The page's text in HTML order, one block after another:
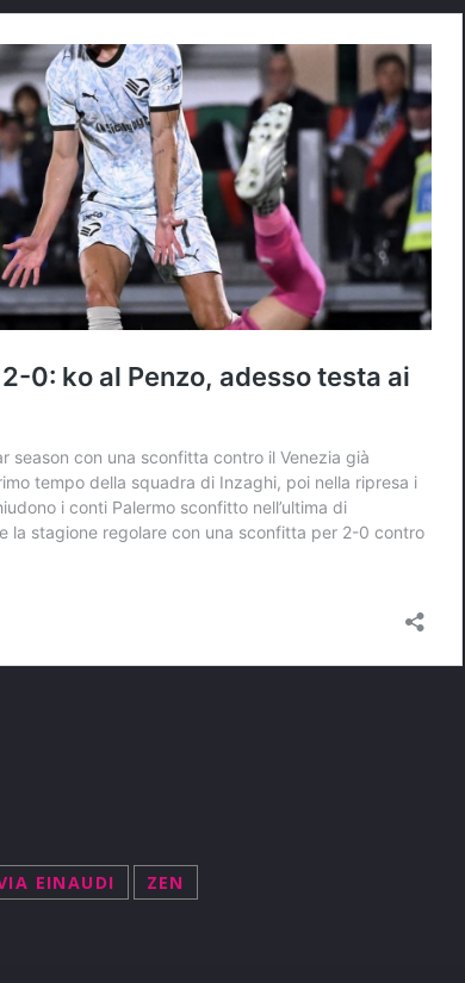
EINAUDI ZEN